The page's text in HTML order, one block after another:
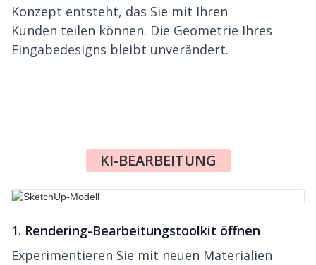
Konzept entsteht, das Sie mit Ihren
Kunden teilen können. Die Geometrie Ihres
Eingabedesigns bleibt unverändert.
KI-BEARBEITUNG
1. Rendering-Bearbeitungstoolkit öffnen
Experimentieren Sie mit neuen Materialien